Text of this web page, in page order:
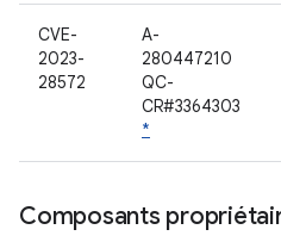
CVE-
2023-
28572
A-
280447210
QC-
CR#3364303
*
Composants